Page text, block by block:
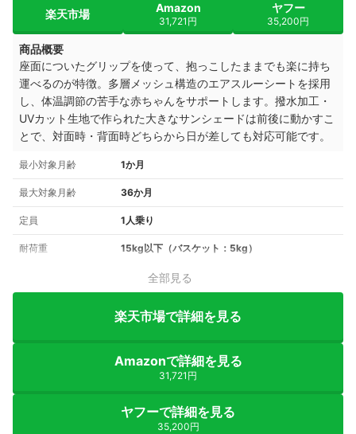
楽天市場 Amazon
31,721円
ヤフー
35,200円
商品概要
座面についたグリップを使って、抱っこしたままでも楽に持ち
運べるのが特徴。多層メッシュ構造のエアスルーシートを採用
し、体温調節の苦手な赤ちゃんをサポートします。撥水加工・
UVカット生地で作られた大きなサンシェードは前後に動かすこ
とで、対面時・背面時どちらから日が差しても対応可能です。
最小対象月齢 1か月
最大対象月齢 36か月
定員 1人乗り
耐荷重 15kg以下（バスケット：5kg）
全部見る
楽天市場で詳細を見る
Amazonで詳細を見る
31,721円
ヤフーで詳細を見る
35,200円